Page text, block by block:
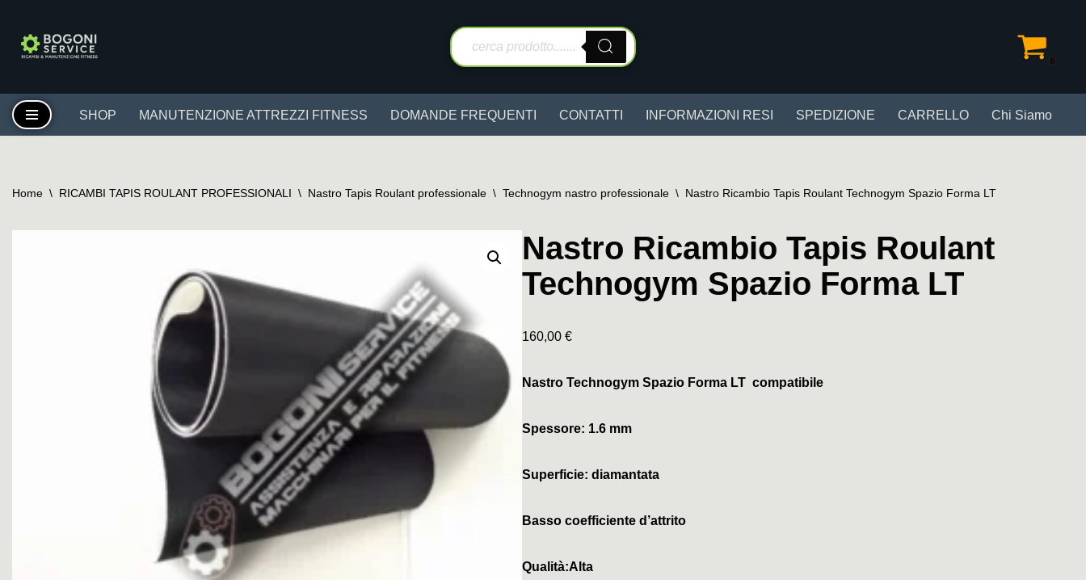
Vai
SHOP MANUTENZIONE ATTREZZI FITNESS DOMANDE FREQUENTI CONTATTI INFORMAZIONI RESI SPEDIZIONE CARRELLO Chi Siamo
Home \ RICAMBI TAPIS ROULANT PROFESSIONALI \ Nastro Tapis Roulant professionale \ Technogym nastro professionale \ Nastro Ricambio Tapis Roulant Technogym Spazio Forma LT
Nastro Ricambio Tapis Roulant
Technogym Spazio Forma LT
160,00 €
Nastro Technogym Spazio Forma LT compatibile
Spessore: 1.6 mm
Superficie: diamantata
Basso coefficiente d’attrito
Qualità:Alta